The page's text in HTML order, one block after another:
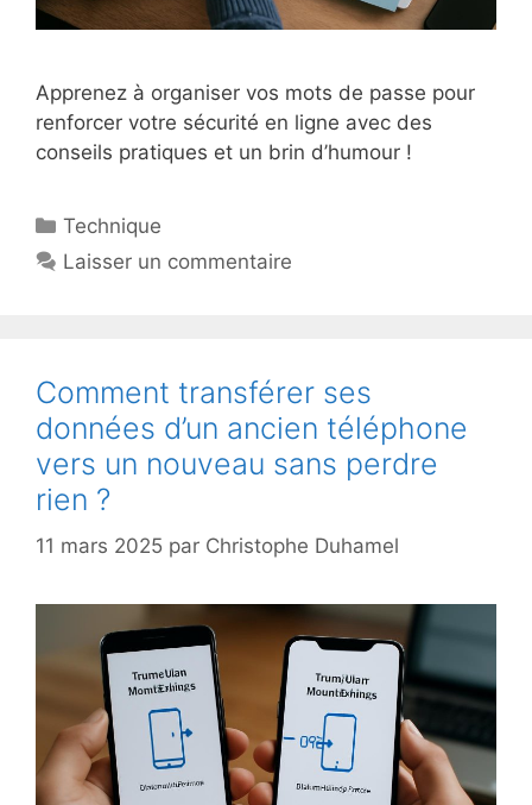
Apprenez à organiser vos mots de passe pour
renforcer votre sécurité en ligne avec des
conseils pratiques et un brin d’humour !
Catégories
Technique
Laisser un commentaire
Comment transférer ses
données d’un ancien téléphone
vers un nouveau sans perdre
rien ?
11 mars 2025 par Christophe Duhamel